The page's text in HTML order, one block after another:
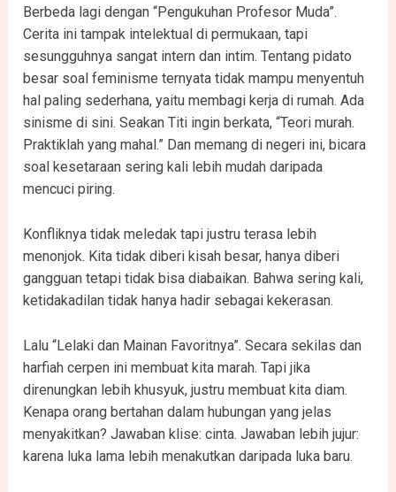
Berbeda lagi dengan “Pengukuhan Profesor Muda”.
Cerita ini tampak intelektual di permukaan, tapi
sesungguhnya sangat intern dan intim. Tentang pidato
besar soal feminisme ternyata tidak mampu menyentuh
hal paling sederhana, yaitu membagi kerja di rumah. Ada
sinisme di sini. Seakan Titi ingin berkata, “Teori murah.
Praktiklah yang mahal.” Dan memang di negeri ini, bicara
soal kesetaraan sering kali lebih mudah daripada
mencuci piring.
Konfliknya tidak meledak tapi justru terasa lebih
menonjok. Kita tidak diberi kisah besar, hanya diberi
gangguan tetapi tidak bisa diabaikan. Bahwa sering kali,
ketidakadilan tidak hanya hadir sebagai kekerasan.
Lalu “Lelaki dan Mainan Favoritnya”. Secara sekilas dan
harfiah cerpen ini membuat kita marah. Tapi jika
direnungkan lebih khusyuk, justru membuat kita diam.
Kenapa orang bertahan dalam hubungan yang jelas
menyakitkan? Jawaban klise: cinta. Jawaban lebih jujur:
karena luka lama lebih menakutkan daripada luka baru.